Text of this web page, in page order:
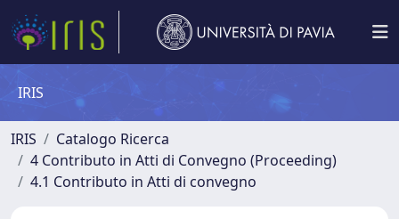
IRIS
IRIS
Catalogo Ricerca
4 Contributo in Atti di Convegno (Proceeding)
4.1 Contributo in Atti di convegno